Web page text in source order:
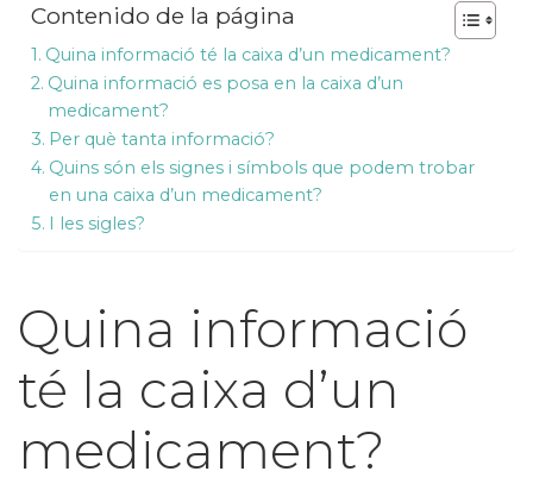
Contenido de la página
Quina informació té la caixa d’un medicament?
Quina informació es posa en la caixa d’un
medicament?
Per què tanta informació?
Quins són els signes i símbols que podem trobar
en una caixa d’un medicament?
I les sigles?
Quina informació
té la caixa d’un
medicament?